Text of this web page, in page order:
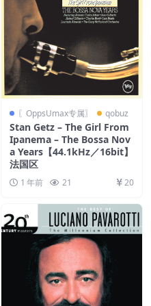
〖OppsUmax专属〗 qobuz
Stan Getz – The Girl From
Ipanema – The Bossa Nov
a Years【44.1kHz／16bit】
法国区
1 年前 21 20